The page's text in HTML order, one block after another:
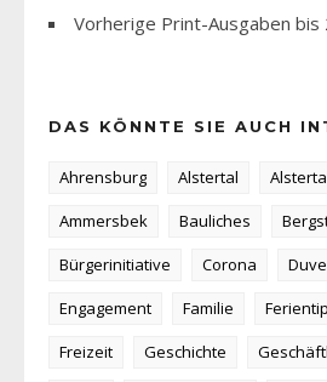
Vorherige Print-Ausgaben bis
DAS KÖNNTE SIE AUCH
Ahrensburg Alstertal
Ammersbek
Bauliches
Bürgerinitiative
Corona
Engagement
Familie
Freizeit
Geschichte